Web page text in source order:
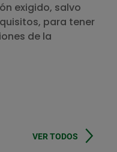
exigido, salvo
para tener
de la
VER TODOS